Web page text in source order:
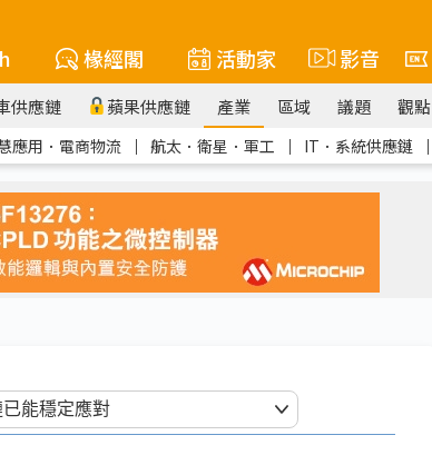
椽經閣 活動家 影音
供應鏈 蘋果供應鏈 產業 區域 議題 觀點
應用．電商物流 ｜ 航太．衛星．軍工 ｜ IT．系統供應鏈 ｜